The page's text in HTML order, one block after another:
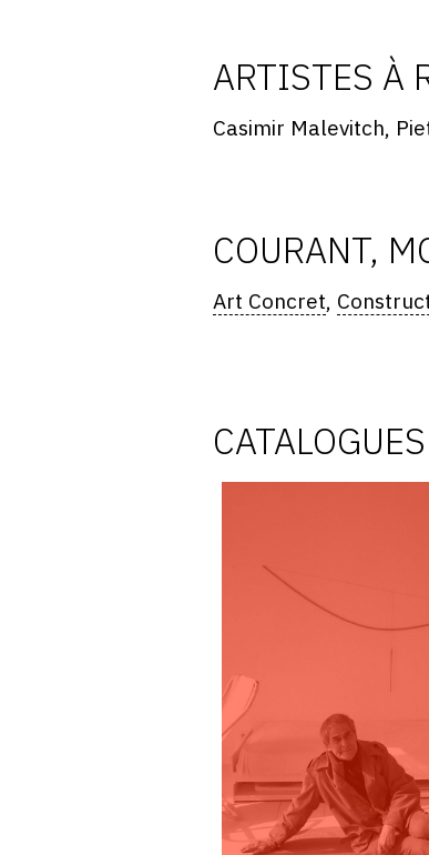
ARTISTES À
Casimir Malevitch,
COURANT,
Art Concret,